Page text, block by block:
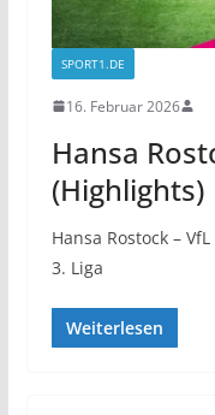
SPORT1.DE
16. Februar 2026
Hansa
(Highlights)
Hansa Rostock –
3. Liga
Weiterlesen